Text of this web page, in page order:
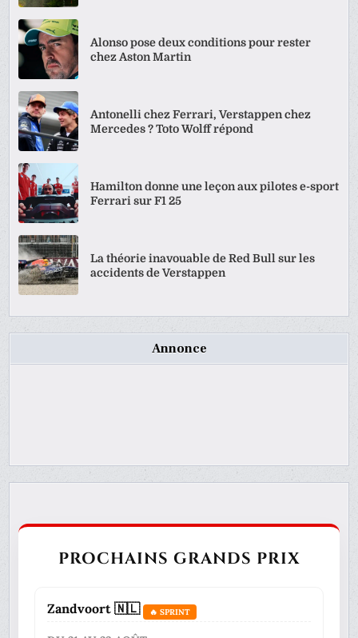
Alonso pose deux conditions pour rester
chez Aston Martin
Antonelli chez Ferrari, Verstappen chez
Mercedes ? Toto Wolff répond
Hamilton donne une leçon aux pilotes e-sport
Ferrari sur F1 25
La théorie inavouable de Red Bull sur les
accidents de Verstappen
Annonce
PROCHAINS GRANDS PRIX
Zandvoort 🇳🇱 🔥 SPRINT